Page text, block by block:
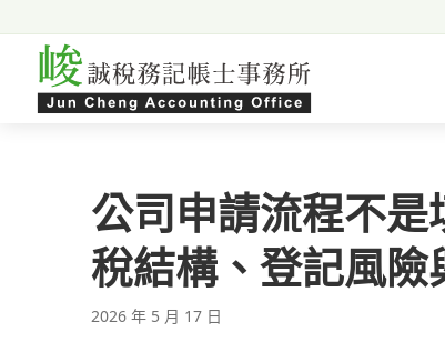
公司申請流程不
稅結構、登記風
2026 年 5 月 17 日